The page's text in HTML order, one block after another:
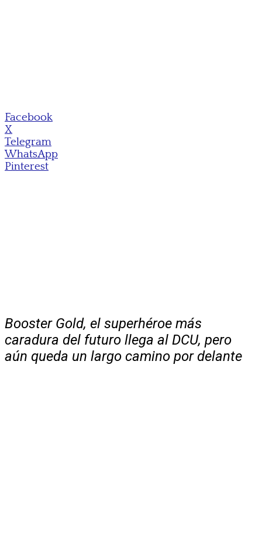
Facebook
X
Telegram
WhatsApp
Pinterest
Booster Gold, el superhéroe más
caradura del futuro llega al DCU, pero
aún queda un largo camino por delante